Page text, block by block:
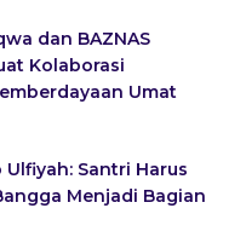
dan BAZNAS
Kolaborasi
Umat
Santri Harus
Menjadi Bagian